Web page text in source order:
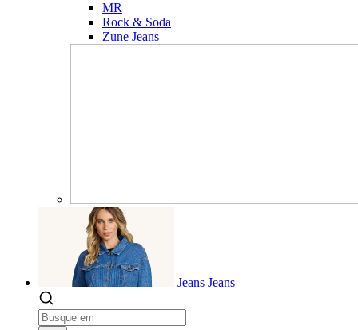
MR
Rock & Soda
Zune Jeans
Jeans Jeans